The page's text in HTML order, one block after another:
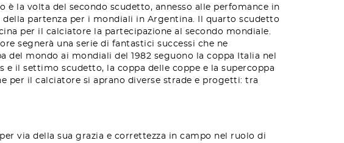
è la volta del secondo scudetto, annesso alle perfomance in
della partenza per i mondiali in Argentina. Il quarto scudetto
per il calciatore la partecipazione al secondo mondiale.
segnerà una serie di fantastici successi che ne
mondo ai mondiali del 1982 seguono la coppa Italia nel
e il settimo scudetto, la coppa delle coppe e la supercoppa
per il calciatore si aprano diverse strade e progetti: tra
via della sua grazia e correttezza in campo nel ruolo di